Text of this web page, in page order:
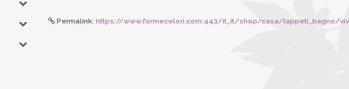
Permalink: https://www.formecolori.com:443/it_it/shop/casa/tappeti_bagno/